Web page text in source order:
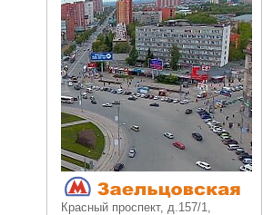
Красный проспект, д.157/1,